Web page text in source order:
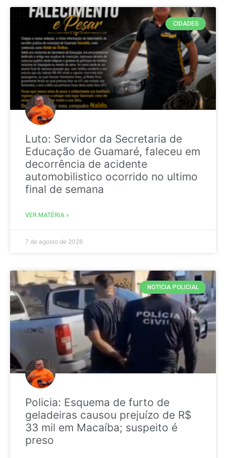
CIDADES
Luto: Servidor da Secretaria de
Educação de Guamaré, faleceu em
decorrência de acidente
automobilistico ocorrido no ultimo
final de semana
VER MATÉRIA »
7 de agosto de 2026
NOTICIA POLICIAL
Policia: Esquema de furto de
geladeiras causou prejuízo de R$
33 mil em Macaíba; suspeito é
preso